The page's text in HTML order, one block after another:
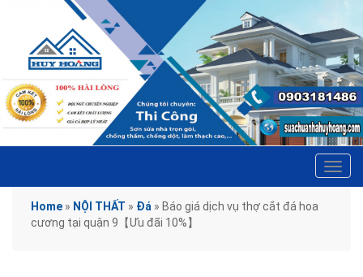
Home » NỘI THẤT » Đá » Báo giá dịch vụ thợ cắt đá hoa
cương tại quận 9【Ưu đãi 10%】